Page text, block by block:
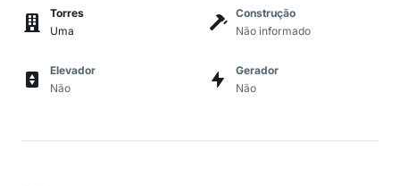
Torres
Uma
Construção
Não informado
Elevador
Não
Gerador
Não